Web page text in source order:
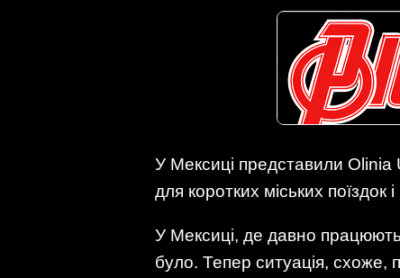
У Мексиці представили Olinia
для коротких міських поїздок
У Мексиці, де давно
було. Тепер ситуація, схоже,